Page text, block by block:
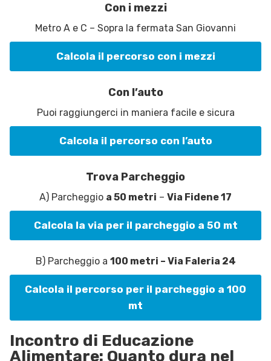
Con i mezzi
Metro A e C – Sopra la fermata San Giovanni
Calcola il percorso con i mezzi
Con l’auto
Puoi raggiungerci in maniera facile e sicura
Calcola il percorso con l’auto
Trova Parcheggio
A) Parcheggio a 50 metri – Via Fidene 17
Calcola la via per il parcheggio a 50 mt
B) Parcheggio a 100 metri – Via Faleria 24
Calcola il percorso per il parcheggio a 100
mt
Incontro di Educazione
Alimentare: Quanto dura nel